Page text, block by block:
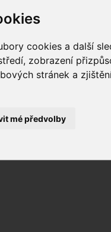
cookies a další
zobrazení
stránek a
mé předvolby